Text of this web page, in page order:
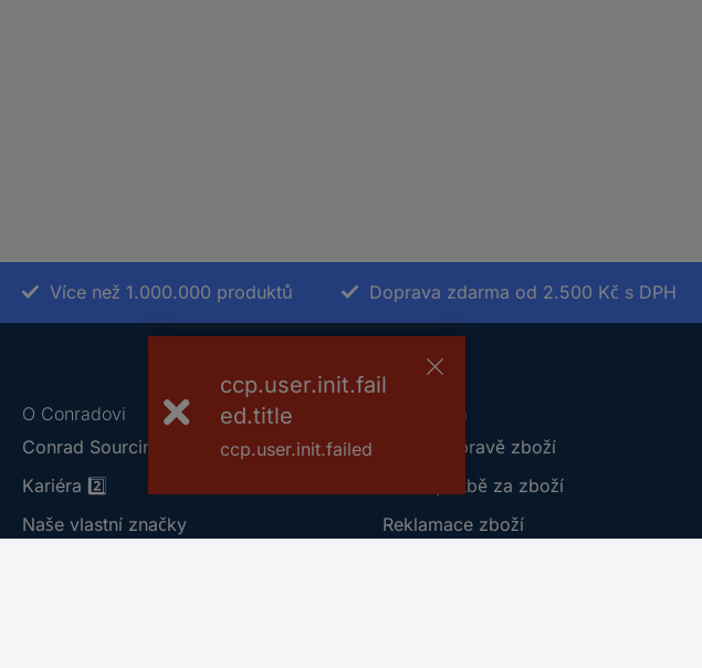
Více než 1.000.000 produktů Doprava zdarma od 2.500 Kč s DPH
O Conradovi
Conrad Sourcing Platform
Kariéra 2️⃣
Naše vlastní značky
Nápověda
Vše o dopravě zboží
Vše o platbě za zboží
Reklamace zboží
ccp.user.init.fail
ed.title
ccp.user.init.failed